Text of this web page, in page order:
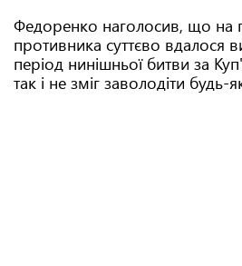
Федоренко наголосив, що на
противника суттєво вдалося
період нинішньої битви за
так і не зміг заволодіти